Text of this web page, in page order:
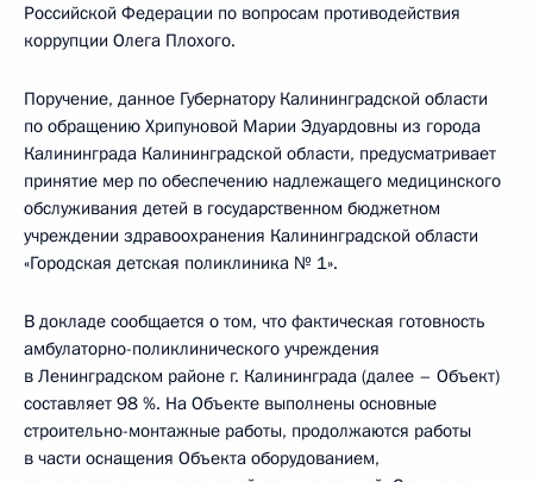
Российской Федерации по вопросам противодействия
коррупции Олега Плохого.
Поручение, данное Губернатору Калининградской области
по обращению Хрипуновой Марии Эдуардовны из города
Калининграда Калининградской области, предусматривает
принятие мер по обеспечению надлежащего медицинского
обслуживания детей в государственном бюджетном
учреждении здравоохранения Калининградской области
«Городская детская поликлиника № 1».
В докладе сообщается о том, что фактическая готовность
амбулаторно-поликлинического учреждения
в Ленинградском районе г. Калининграда (далее – Объект)
составляет 98 %. На Объекте выполнены основные
строительно-монтажные работы, продолжаются работы
в части оснащения Объекта оборудованием,